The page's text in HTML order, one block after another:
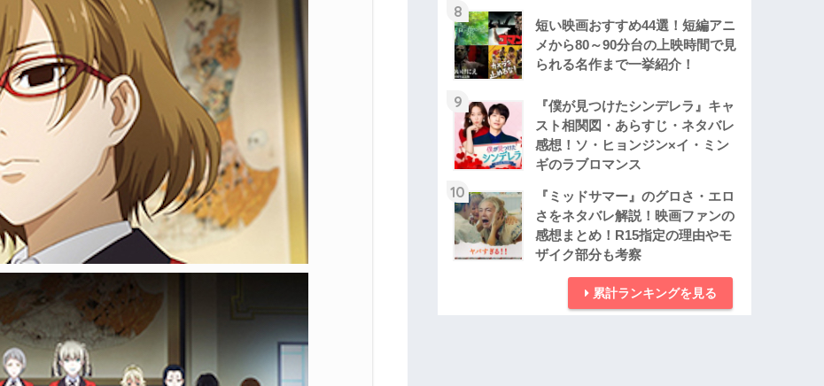
8
短い映画おすすめ44選！短編アニ
メから80～90分台の上映時間で見
られる名作まで一挙紹介！
9
『僕が見つけたシンデレラ』キャ
スト相関図・あらすじ・ネタバレ
感想！ソ・ヒョンジン×イ・ミン
ギのラブロマンス
10
『ミッドサマー』のグロさ・エロ
さをネタバレ解説！映画ファンの
感想まとめ！R15指定の理由やモ
ザイク部分も考察
累計ランキングを見る